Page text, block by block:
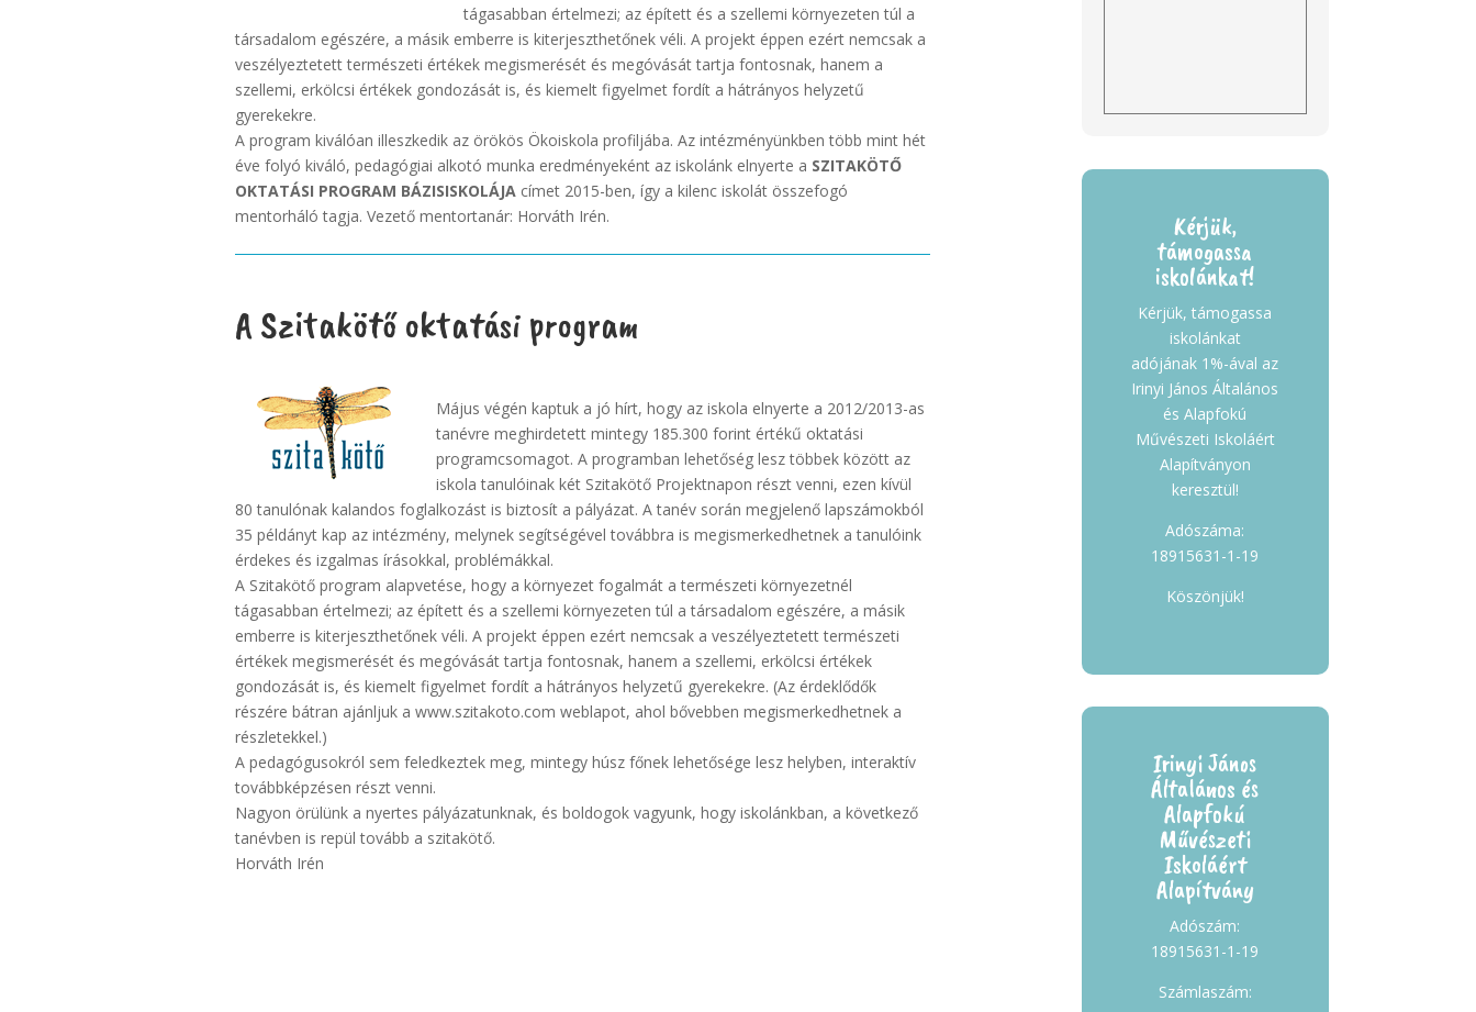
tágasabban értelmezi; az épített és a szellemi környezeten túl a
társadalom egészére, a másik emberre is kiterjeszthetőnek véli. A projekt éppen ezért nemcsak a
veszélyeztetett természeti értékek megismerését és megóvását tartja fontosnak, hanem a
szellemi, erkölcsi értékek gondozását is, és kiemelt figyelmet fordít a hátrányos helyzetű
gyerekekre.
A program kiválóan illeszkedik az örökös Ökoiskola profiljába. Az intézményünkben több mint hét
éve folyó kiváló, pedagógiai alkotó munka eredményeként az iskolánk elnyerte a SZITAKÖTŐ
OKTATÁSI PROGRAM BÁZISISKOLÁJA címet 2015-ben, így a kilenc iskolát összefogó
mentorháló tagja. Vezető mentortanár: Horváth Irén.
A Szitakötő oktatási program
Május végén kaptuk a jó hírt, hogy az iskola elnyerte a 2012/2013-as
tanévre meghirdetett mintegy 185.300 forint értékű oktatási
programcsomagot. A programban lehetőség lesz többek között az
iskola tanulóinak két Szitakötő Projektnapon részt venni, ezen kívül
80 tanulónak kalandos foglalkozást is biztosít a pályázat. A tanév során megjelenő lapszámokból
35 példányt kap az intézmény, melynek segítségével továbbra is megismerkedhetnek a tanulóink
érdekes és izgalmas írásokkal, problémákkal.
A Szitakötő program alapvetése, hogy a környezet fogalmát a természeti környezetnél
tágasabban értelmezi; az épített és a szellemi környezeten túl a társadalom egészére, a másik
emberre is kiterjeszthetőnek véli. A projekt éppen ezért nemcsak a veszélyeztetett természeti
értékek megismerését és megóvását tartja fontosnak, hanem a szellemi, erkölcsi értékek
gondozását is, és kiemelt figyelmet fordít a hátrányos helyzetű gyerekekre. (Az érdeklődők
részére bátran ajánljuk a www.szitakoto.com weblapot, ahol bővebben megismerkedhetnek a
részletekkel.)
A pedagógusokról sem feledkeztek meg, mintegy húsz főnek lehetősége lesz helyben, interaktív
továbbképzésen részt venni.
Nagyon örülünk a nyertes pályázatunknak, és boldogok vagyunk, hogy iskolánkban, a következő
tanévben is repül tovább a szitakötő.
Horváth Irén
Kérjük,
támogassa
iskolánkat!
Kérjük, támogassa
iskolánkat
adójának 1%-ával az
Irinyi János Általános
és Alapfokú
Művészeti Iskoláért
Alapítványon
keresztül!
Adószáma:
18915631-1-19
Köszönjük!
Irinyi János
Általános és
Alapfokú
Művészeti
Iskoláért
Alapítvány
Adószám:
18915631-1-19
Számlaszám: